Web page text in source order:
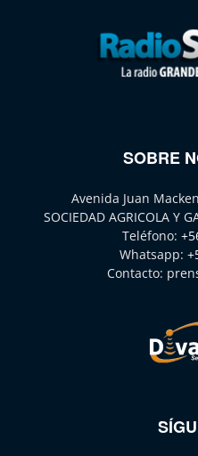
SOBRE
Avenida Juan
SOCIEDAD AGRICOLA Y
Teléfono:
Whatsapp:
Contacto: